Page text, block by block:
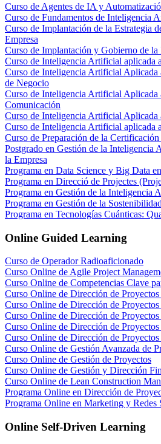
Curso de Agentes de IA y
Curso de Fundamentos de Inteligencia
Curso de Implantación de la Estrategia
Empresa
Curso de Implantación y Gobierno de
Curso de Inteligencia Artificial aplicada
Curso de Inteligencia Artificial Aplicada
de Negocio
Curso de Inteligencia Artificial Aplicada
Comunicación
Curso de Inteligencia Artificial Aplicada
Curso de Inteligencia Artificial aplicada
Curso de Preparación de la
Postgrado en Gestión de la Inteligencia
la Empresa
Programa en Data Science y Big Data
Programa en Direcció de Projectes
Programa en Gestión de la Inteligencia
Programa en Gestión de la
Programa en Tecnologías Cuánticas:
Online Guided Learning
Curso de Operador Radioaficionado
Curso Online de Agile Project
Curso Online de Competencias Clave
Curso Online de Dirección de
Curso Online de Dirección de Proyectos
Curso Online de Dirección de
Curso Online de Dirección de
Curso Online de Dirección de Proyectos
Curso Online de Gestión Avanzada de
Curso Online de Gestión de Proyectos
Curso Online de Gestión y Dirección
Curso Online de Lean Construction
Programa Online en Dirección de
Programa Online en Marketing y Redes
Online Self-Driven Learning